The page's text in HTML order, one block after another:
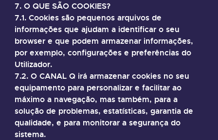
7. O QUE SÃO COOKIES?
7.1. Cookies são pequenos arquivos de
informações que ajudam a identificar o seu
browser e que podem armazenar informações,
por exemplo, configurações e preferências do
Utilizador.
7.2. O CANAL Q irá armazenar cookies no seu
equipamento para personalizar e facilitar ao
máximo a navegação, mas também, para a
solução de problemas, estatísticas, garantia de
qualidade, e para monitorar a segurança do
sistema.